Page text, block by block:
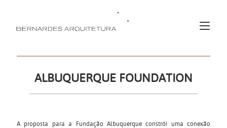
ALBUQUERQUE FOUNDATION
A proposta para a Fundação Albuquerque constrói uma conexão